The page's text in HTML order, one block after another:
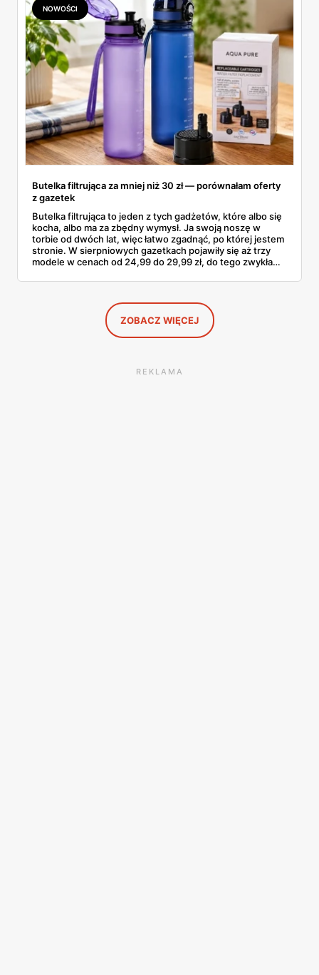
NOWOŚCI
Butelka filtrująca za mniej niż 30 zł — porównałam oferty
z gazetek
Butelka filtrująca to jeden z tych gadżetów, które albo się
kocha, albo ma za zbędny wymysł. Ja swoją noszę w
torbie od dwóch lat, więc łatwo zgadnąć, po której jestem
stronie. W sierpniowych gazetkach pojawiły się aż trzy
modele w cenach od 24,99 do 29,99 zł, do tego zwykła
wszystkie oferty i policzyłam, kiedy taki zakup faktycznie
ZOBACZ WIĘCEJ
REKLAMA